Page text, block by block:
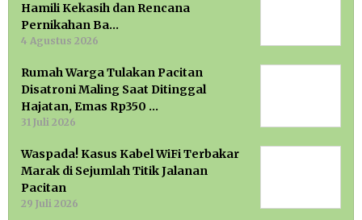
Hamili Kekasih dan Rencana
Pernikahan Ba…
4 Agustus 2026
Rumah Warga Tulakan Pacitan
Disatroni Maling Saat Ditinggal
Hajatan, Emas Rp350 …
31 Juli 2026
Waspada! Kasus Kabel WiFi Terbakar
Marak di Sejumlah Titik Jalanan
Pacitan
29 Juli 2026